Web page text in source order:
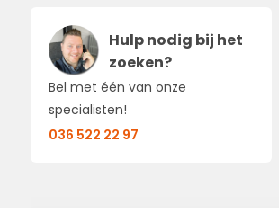
Hulp nodig bij het
zoeken?
Bel met één van onze
specialisten!
036 522 22 97